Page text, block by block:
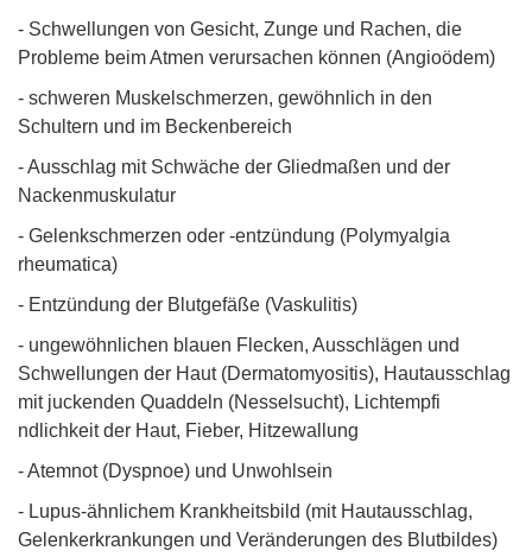
- Schwellungen von Gesicht, Zunge und Rachen, die
Probleme beim Atmen verursachen können (Angioödem)
- schweren Muskelschmerzen, gewöhnlich in den
Schultern und im Beckenbereich
- Ausschlag mit Schwäche der Gliedmaßen und der
Nackenmuskulatur
- Gelenkschmerzen oder -entzündung (Polymyalgia
rheumatica)
- Entzündung der Blutgefäße (Vaskulitis)
- ungewöhnlichen blauen Flecken, Ausschlägen und
Schwellungen der Haut (Dermatomyositis), Hautausschlag
mit juckenden Quaddeln (Nesselsucht), Lichtempfi
ndlichkeit der Haut, Fieber, Hitzewallung
- Atemnot (Dyspnoe) und Unwohlsein
- Lupus-ähnlichem Krankheitsbild (mit Hautausschlag,
Gelenkerkrankungen und Veränderungen des Blutbildes)